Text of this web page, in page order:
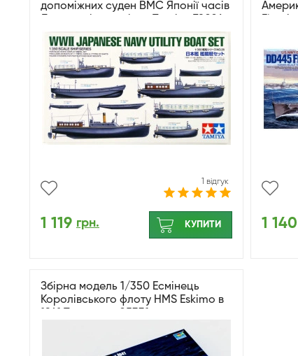
допоміжних суден ВМС Японії часів
1 відгук
1 119 грн. КУПИТИ 1 140
Збірна модель 1/350 Есмінець
Королівського флоту HMS Eskimo в